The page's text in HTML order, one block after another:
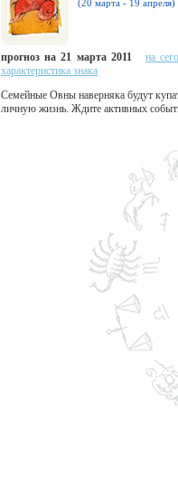
(20 марта - 19 апреля)
прогноз на 21 марта 2011
на
характеристика знака
Семейные Овны наверняка будут
личную жизнь. Ждите активных